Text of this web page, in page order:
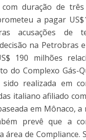
com duração de
a pagar
acusações de
na Petrobras
190 milhões
do Complexo Gás-
realizada em
italiano afiliado
em Mônaco,
prevê que a
área de Compliance.